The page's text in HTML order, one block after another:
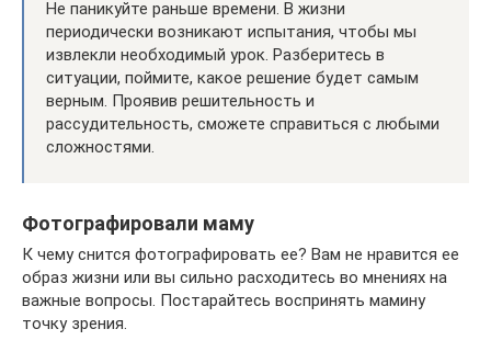
Не паникуйте раньше времени. В жизни
периодически возникают испытания, чтобы мы
извлекли необходимый урок. Разберитесь в
ситуации, поймите, какое решение будет самым
верным. Проявив решительность и
рассудительность, сможете справиться с любыми
сложностями.
Фотографировали маму
К чему снится фотографировать ее? Вам не нравится ее
образ жизни или вы сильно расходитесь во мнениях на
важные вопросы. Постарайтесь воспринять мамину
точку зрения.